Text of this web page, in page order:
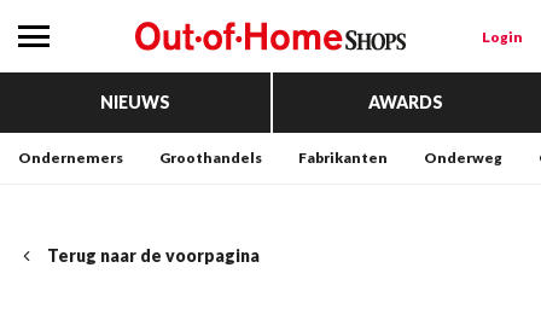
Login
NIEUWS AWARDS
Ondernemers Groothandels Fabrikanten Onderweg
Terug naar de voorpagina